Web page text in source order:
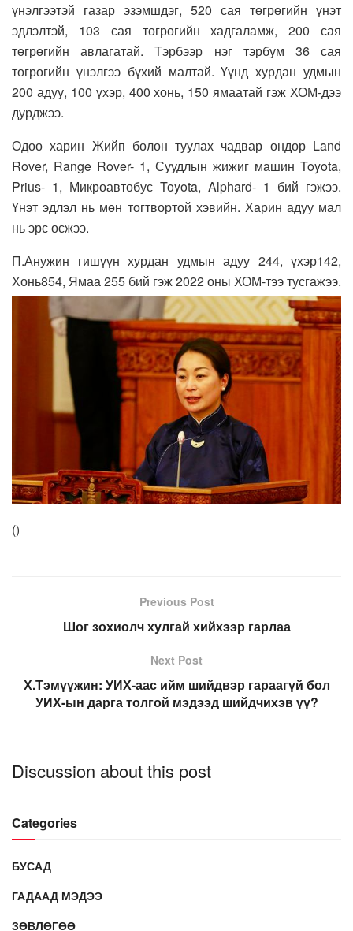
үнэлгээтэй газар эзэмшдэг, 520 сая төгрөгийн үнэт
эдлэлтэй, 103 сая төгрөгийн хадгаламж, 200 сая
төгрөгийн авлагатай. Тэрбээр нэг тэрбум 36 сая
төгрөгийн үнэлгээ бүхий малтай. Үүнд хурдан удмын
200 адуу, 100 үхэр, 400 хонь, 150 ямаатай гэж ХОМ-дээ
дурджээ.
Одоо харин Жийп болон туулах чадвар өндөр Land
Rover, Range Rover- 1, Суудлын жижиг машин Toyota,
Prius- 1, Микроавтобус Toyota, Alphard- 1 бий гэжээ.
Үнэт эдлэл нь мөн тогтвортой хэвийн. Харин адуу мал
нь эрс өсжээ.
П.Анужин гишүүн хурдан удмын адуу 244, үхэр142,
Хонь854, Ямаа 255 бий гэж 2022 оны ХОМ-тээ тусгажээ.
()
Previous Post
Шог зохиолч хулгай хийхээр гарлаа
Next Post
Х.Тэмүүжин: УИХ-аас ийм шийдвэр гараагүй бол
УИХ-ын дарга толгой мэдээд шийдчихэв үү?
Discussion about this post
Categories
БУСАД
ГАДААД МЭДЭЭ
ЗӨВЛӨГӨӨ